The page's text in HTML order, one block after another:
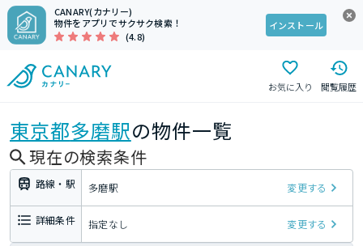
CANARY(カナリー)
物件をアプリでサクサク検索！
(4.8)
インストール
お気に入り 閲覧履歴
東京都多磨駅の物件一覧
現在の検索条件
路線・駅 多磨駅 変更する
詳細条件 指定なし 変更する